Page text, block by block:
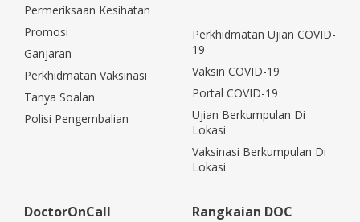
Permeriksaan Kesihatan
Promosi
Ganjaran
Perkhidmatan Vaksinasi
Tanya Soalan
Polisi Pengembalian
Perkhidmatan Ujian COVID-
19
Vaksin COVID-19
Portal COVID-19
Ujian Berkumpulan Di
Lokasi
Vaksinasi Berkumpulan Di
Lokasi
DoctorOnCall Rangkaian DOC